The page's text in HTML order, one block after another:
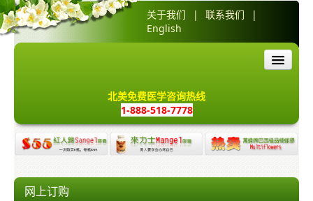
关于我们 | 联系我们
|
English
产品介绍
红人归胶囊
来力士胶囊
北美免费医学咨询热线
1-888-518-7778
网上订购